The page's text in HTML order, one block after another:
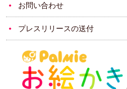
お問い合わせ
プレスリリースの送付